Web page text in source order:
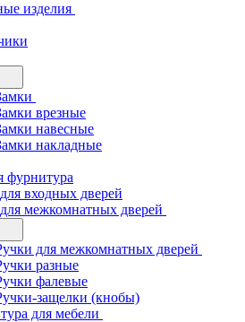
изделия
врезные
навесные
накладные
фурнитура
входных дверей
межкомнатных дверей
для межкомнатных дверей
разные
фалевые
защелки (кнобы)
для мебели